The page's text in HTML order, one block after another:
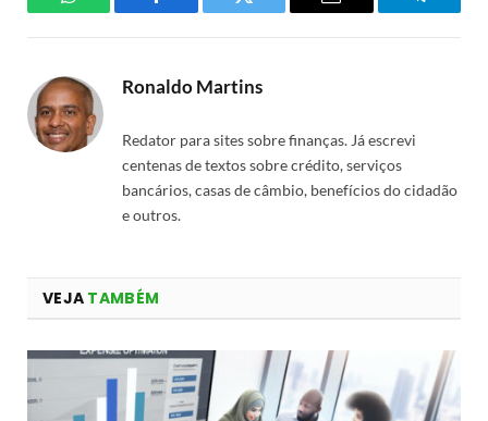
WhatsAppFacebook Twitter Email
Ronaldo Martins
Redator para sites sobre finanças. Já escrevi
centenas de textos sobre crédito, serviços
bancários, casas de câmbio, benefícios do cidadão
e outros.
VEJA TAMBÉM